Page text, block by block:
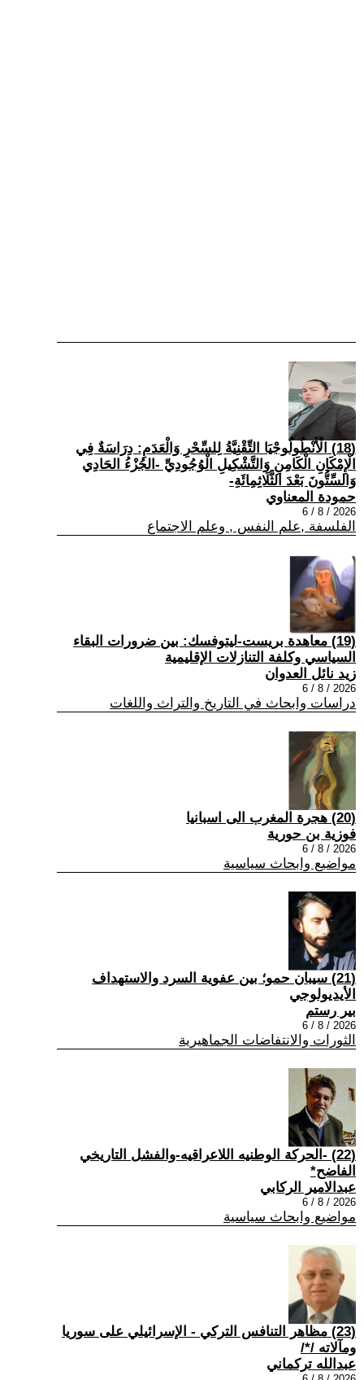
(18) الْأَنْطُولُوجْيَا التِّقْنِيَّةُ لِلسِّحْرِ وَالْعَدَمِ: دِرَاسَةٌ فِي
الْإِمْكَانِ الْكَامِنِ وَالتَّشْكِيلِ الْوُجُودِيِّ -الجُزْءُ الحَادِي
وَالسِّتُّونَ بَعْدَ الثَّلَاثِمِائَةِ-
حمودة المعناوي
2026 / 8 / 6
الفلسفة ,علم النفس , وعلم الاجتماع
(19) معاهدة بريست-ليتوفسك: بين ضرورات البقاء
السياسي وكلفة التنازلات الإقليمية
زيد نائل العدوان
2026 / 8 / 6
دراسات وابحاث في التاريخ والتراث واللغات
(20) هجرة المغرب الى اسبانيا
فوزية بن حورية
2026 / 8 / 6
مواضيع وابحاث سياسية
(21) سيبان حمو؛ بين عفوية السرد والاستهداف
الأيديولوجي
بير رستم
2026 / 8 / 6
الثورات والانتفاضات الجماهيرية
(22) -الحركة الوطنيه اللاعراقيه-والفشل التاريخي
الفاضح*
عبدالامير الركابي
2026 / 8 / 6
مواضيع وابحاث سياسية
(23) مظاهر التنافس التركي - الإسرائيلي على سوريا
ومآلاته /*/
عبدالله تركماني